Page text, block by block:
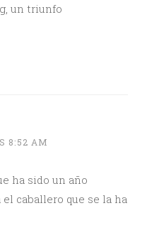
un triunfo
8:52 AM
ha sido un año
caballero que se la ha